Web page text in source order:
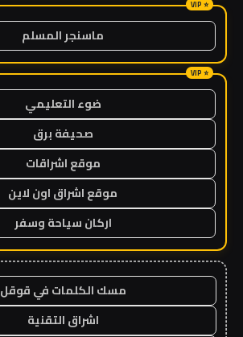
ماسنجر المسلم
ضوء التعليمي
صحيفة برق
موقع اشراقات
موقع اشراق اون لاين
اركان سياحة وسفر
مسك الكلمات في قوقل
اشراق التقنية